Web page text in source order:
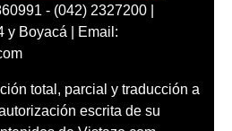
- (042) 2327200 |
y Boyacá | Email:
total, parcial y traducción a
escrita de su